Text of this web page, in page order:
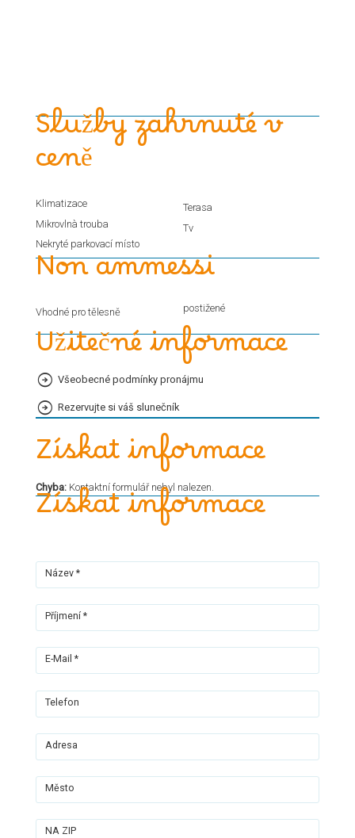
Služby zahrnuté v
ceně
Klimatizace
Mikrovlnà trouba
Nekryté parkovací místo
Terasa
Tv
Non ammessi
Vhodné pro tělesně postižené
Užitečné informace
Všeobecné podmínky pronájmu
Rezervujte si váš slunečník
Získat informace
Chyba:Kontaktní formulář nebyl nalezen.
Získat informace
Název *
Příjmení *
E-Mail *
Telefon
Adresa
Město
NA ZIP